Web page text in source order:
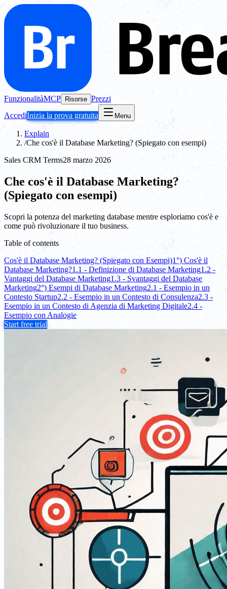
FunzionalitàMCP Risorse Prezzi
AccediInizia la prova gratuita Menu
Explain
/Che cos'è il Database Marketing? (Spiegato con esempi)
Sales CRM Terms28 marzo 2026
Che cos'è il Database Marketing?
(Spiegato con esempi)
Scopri la potenza del marketing database mentre esploriamo cos'è e
come può rivoluzionare il tuo business.
Table of contents
Cos'è il Database Marketing? (Spiegato con Esempi)1°) Cos'è il
Database Marketing?1.1 - Definizione di Database Marketing1.2 -
Vantaggi del Database Marketing1.3 - Svantaggi del Database
Marketing2°) Esempi di Database Marketing2.1 - Esempio in un
Contesto Startup2.2 - Esempio in un Contesto di Consulenza2.3 -
Esempio in un Contesto di Agenzia di Marketing Digitale2.4 -
Esempio con Analogie
Start free trial